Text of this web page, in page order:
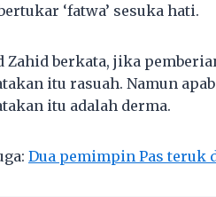
‘fatwa’ sesuka hati.
Zahid berkata, jika
itu rasuah. Namun
itu adalah derma.
Dua pemimpin Pas teruk